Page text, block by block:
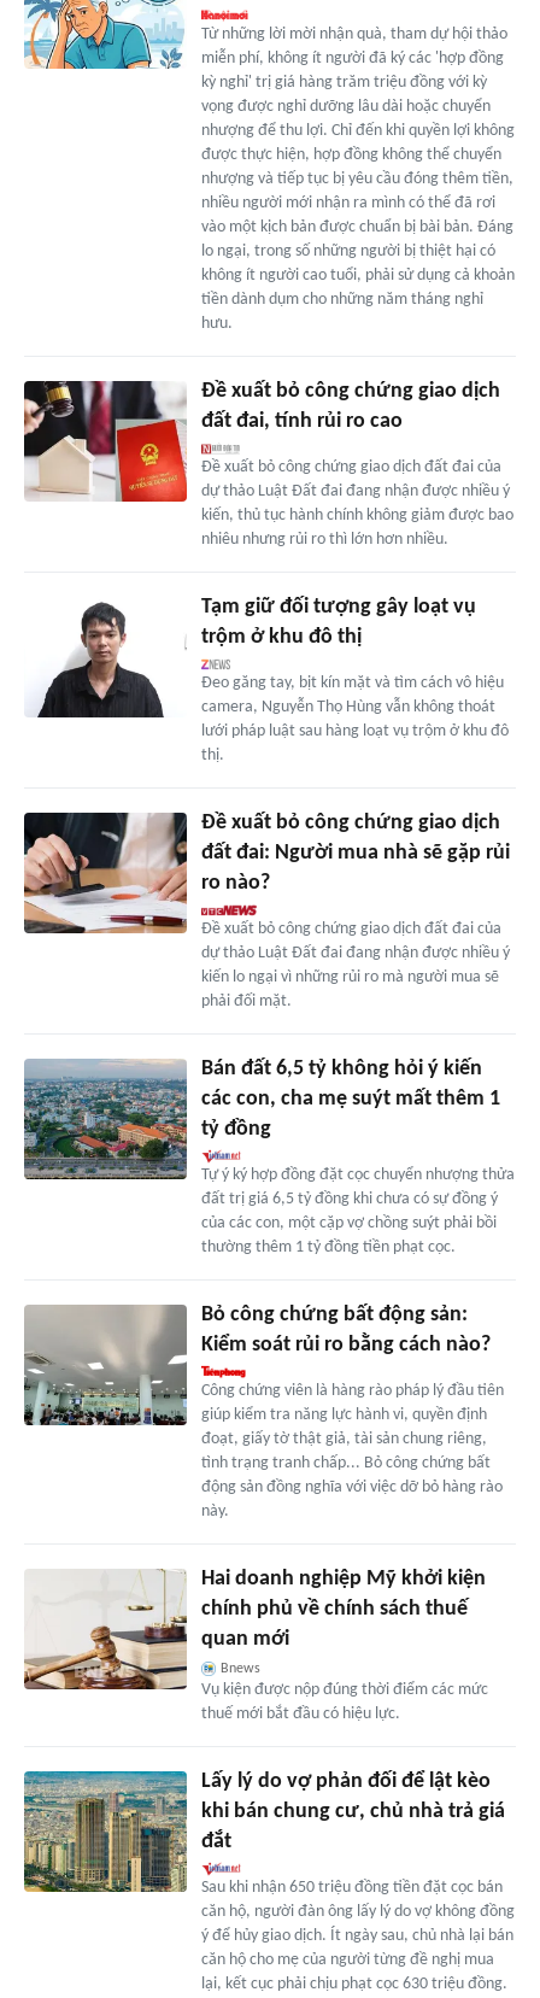
Từ những lời mời nhận quà, tham dự hội thảo
miễn phí, không ít người đã ký các 'hợp đồng
kỳ nghỉ' trị giá hàng trăm triệu đồng với kỳ
vọng được nghỉ dưỡng lâu dài hoặc chuyển
nhượng để thu lợi. Chỉ đến khi quyền lợi không
được thực hiện, hợp đồng không thể chuyển
nhượng và tiếp tục bị yêu cầu đóng thêm tiền,
nhiều người mới nhận ra mình có thể đã rơi
vào một kịch bản được chuẩn bị bài bản. Đáng
lo ngại, trong số những người bị thiệt hại có
không ít người cao tuổi, phải sử dụng cả khoản
tiền dành dụm cho những năm tháng nghỉ
hưu.
Đề xuất bỏ công chứng giao dịch
đất đai, tính rủi ro cao
Đề xuất bỏ công chứng giao dịch đất đai của
dự thảo Luật Đất đai đang nhận được nhiều ý
kiến, thủ tục hành chính không giảm được bao
nhiêu nhưng rủi ro thì lớn hơn nhiều.
Tạm giữ đối tượng gây loạt vụ
trộm ở khu đô thị
Đeo găng tay, bịt kín mặt và tìm cách vô hiệu
camera, Nguyễn Thọ Hùng vẫn không thoát
lưới pháp luật sau hàng loạt vụ trộm ở khu đô
thị.
Đề xuất bỏ công chứng giao dịch
đất đai: Người mua nhà sẽ gặp rủi
ro nào?
Đề xuất bỏ công chứng giao dịch đất đai của
dự thảo Luật Đất đai đang nhận được nhiều ý
kiến lo ngại vì những rủi ro mà người mua sẽ
phải đối mặt.
Bán đất 6,5 tỷ không hỏi ý kiến
các con, cha mẹ suýt mất thêm 1
tỷ đồng
Tự ý ký hợp đồng đặt cọc chuyển nhượng thửa
đất trị giá 6,5 tỷ đồng khi chưa có sự đồng ý
của các con, một cặp vợ chồng suýt phải bồi
thường thêm 1 tỷ đồng tiền phạt cọc.
Bỏ công chứng bất động sản:
Kiểm soát rủi ro bằng cách nào?
Công chứng viên là hàng rào pháp lý đầu tiên
giúp kiểm tra năng lực hành vi, quyền định
đoạt, giấy tờ thật giả, tài sản chung riêng,
tình trạng tranh chấp... Bỏ công chứng bất
động sản đồng nghĩa với việc dỡ bỏ hàng rào
này.
Hai doanh nghiệp Mỹ khởi kiện
chính phủ về chính sách thuế
quan mới
Bnews
Vụ kiện được nộp đúng thời điểm các mức
thuế mới bắt đầu có hiệu lực.
Lấy lý do vợ phản đối để lật kèo
khi bán chung cư, chủ nhà trả giá
đắt
Sau khi nhận 650 triệu đồng tiền đặt cọc bán
căn hộ, người đàn ông lấy lý do vợ không đồng
ý để hủy giao dịch. Ít ngày sau, chủ nhà lại bán
căn hộ cho mẹ của người từng đề nghị mua
lại, kết cục phải chịu phạt cọc 630 triệu đồng.